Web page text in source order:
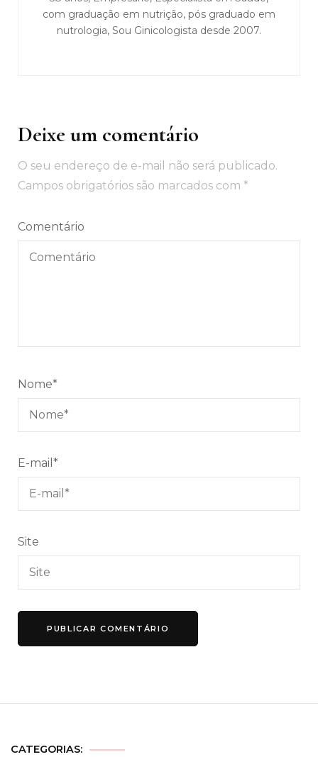
com graduação em nutrição, pós graduado em
nutrologia, Sou Ginicologista desde 2007.
Deixe um comentário
O seu endereço de e-mail não será publicado.
Campos obrigatórios são marcados com *
Comentário
Nome*
E-mail *
Site
CATEGORIAS: